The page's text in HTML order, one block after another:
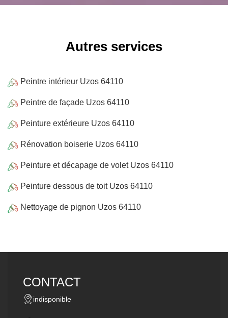
Autres services
Peintre intérieur Uzos 64110
Peintre de façade Uzos 64110
Peinture extérieure Uzos 64110
Rénovation boiserie Uzos 64110
Peinture et décapage de volet Uzos 64110
Peinture dessous de toit Uzos 64110
Nettoyage de pignon Uzos 64110
CONTACT
indisponible